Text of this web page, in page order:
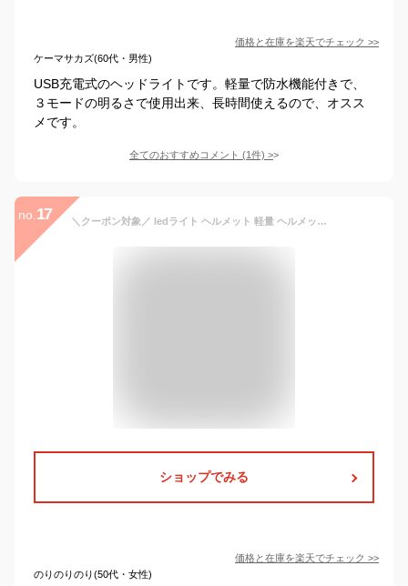
価格と在庫を楽天でチェック >>
ケーマサカズ(60代・男性)
USB充電式のヘッドライトです。軽量で防水機能付きで、
３モードの明るさで使用出来、長時間使えるので、オスス
メです。
全てのおすすめコメント (1件) >
no. 17 ＼クーポン対象／ ledライト ヘルメット 軽量 ヘルメットライト LED 充電式 マグネット 付き 角度調節可 防水 防災 懐中電灯 led 強力 最強 充電式 ヘッドライト 釣り led cob ライト 軽量 長時間 最強 ルーメン キャンプ 登山 作業用 usb 磁石 アウトドア
ショップでみる
価格と在庫を楽天でチェック >>
のりのりのり(50代・女性)